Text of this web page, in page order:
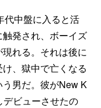
代中盤に入ると活
発され、ボーイズ
れる。それは後に
、獄中で亡くなる
男だ。彼がNew K
ビューさせたの